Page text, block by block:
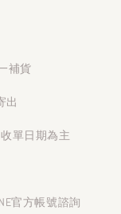
補貨
出
單日期為主
官方帳號諮詢